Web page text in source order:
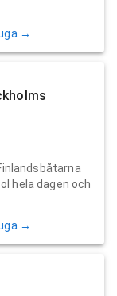
→
hela dagen och
→